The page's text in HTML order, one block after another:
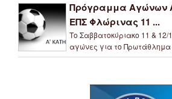
Πρόγραμμα Αγώνων
ΕΠΣ Φλώρινας 11 ...
Το Σαββατοκύριακο 11 &
αγώνες για το Πρωτάθλημα